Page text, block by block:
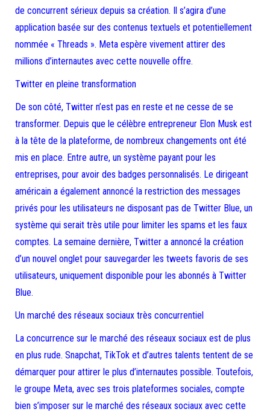
de concurrent sérieux depuis sa création. Il s’agira d’une
application basée sur des contenus textuels et potentiellement
nommée « Threads ». Meta espère vivement attirer des
millions d’internautes avec cette nouvelle offre.
Twitter en pleine transformation
De son côté, Twitter n’est pas en reste et ne cesse de se
transformer. Depuis que le célèbre entrepreneur Elon Musk est
à la tête de la plateforme, de nombreux changements ont été
mis en place. Entre autre, un système payant pour les
entreprises, pour avoir des badges personnalisés. Le dirigeant
américain a également annoncé la restriction des messages
privés pour les utilisateurs ne disposant pas de Twitter Blue, un
système qui serait très utile pour limiter les spams et les faux
comptes. La semaine dernière, Twitter a annoncé la création
d’un nouvel onglet pour sauvegarder les tweets favoris de ses
utilisateurs, uniquement disponible pour les abonnés à Twitter
Blue.
Un marché des réseaux sociaux très concurrentiel
La concurrence sur le marché des réseaux sociaux est de plus
en plus rude. Snapchat, TikTok et d’autres talents tentent de se
démarquer pour attirer le plus d’internautes possible. Toutefois,
le groupe Meta, avec ses trois plateformes sociales, compte
bien s’imposer sur le marché des réseaux sociaux avec cette